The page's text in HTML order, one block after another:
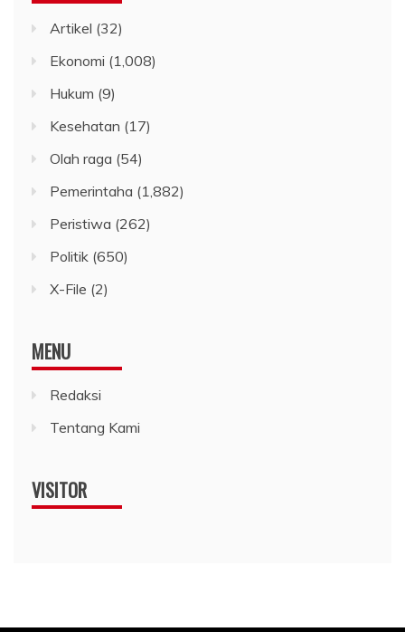
Artikel (32)
Ekonomi (1,008)
Hukum (9)
Kesehatan (17)
Olah raga (54)
Pemerintaha (1,882)
Peristiwa (262)
Politik (650)
X-File (2)
MENU
Redaksi
Tentang Kami
VISITOR